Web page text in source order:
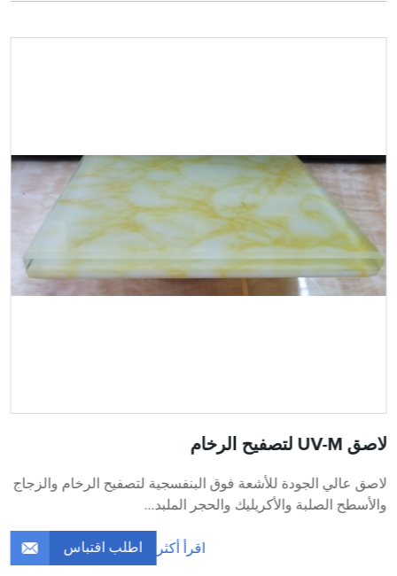
لاصق UV-M لتصفيح الرخام
لاصق عالي الجودة للأشعة فوق البنفسجية لتصفيح الرخام والزجاج
والأسطح الصلبة والأكريليك والحجر الملبد...
اقرأ أكثر اطلب اقتباس